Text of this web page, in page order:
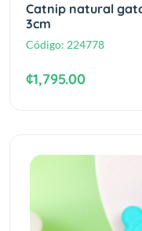
Catnip natural
3cm
Código: 224778
¢1,795.00